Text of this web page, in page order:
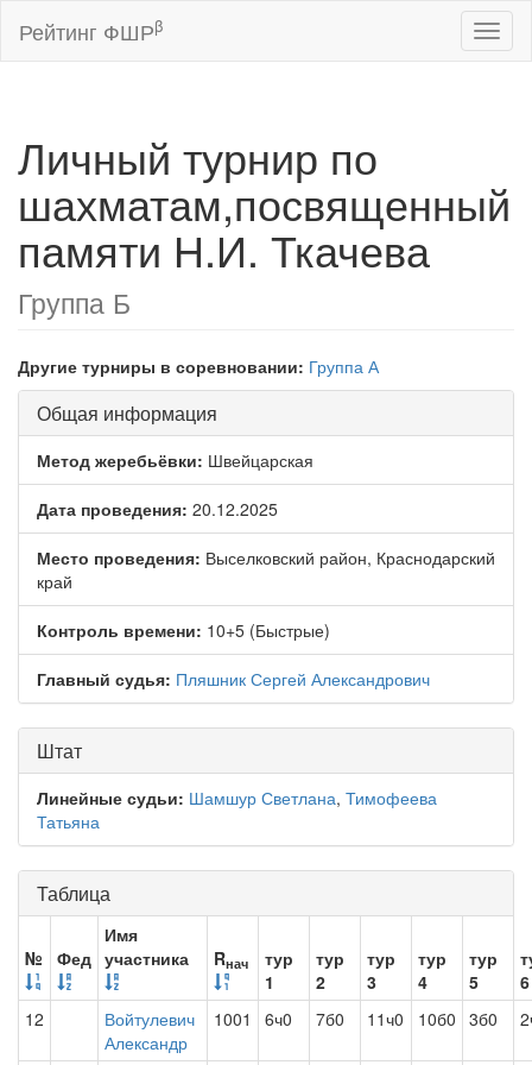
Рейтинг ФШРβ
Личный турнир по
шахматам,посвященный
памяти Н.И. Ткачева
Группа Б
Другие турниры в соревновании: Группа А
Общая информация
Метод жеребьёвки: Швейцарская
Дата проведения: 20.12.2025
Место проведения: Выселковский район, Краснодарский
край
Контроль времени: 10+5 (Быстрые)
Главный судья: Пляшник Сергей Александрович
Штат
Линейные судьи: Шамшур Светлана, Тимофеева
Татьяна
Таблица
№ Фед
Имя
участника
Rнач
тур
1
тур
2
тур
3
тур
4
тур
5
6
12
Войтулевич
Александр
1001 6ч0 7б0 11ч0 10б0 3б0